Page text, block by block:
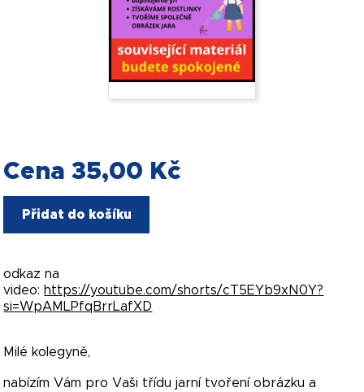
Cena 35,00 Kč
Přidat do košíku
odkaz na
video: https://youtube.com/shorts/cT5EYb9xN0Y?
si=WpAMLPfqBrrLafXD
Milé kolegyně,
nabízím Vám pro Vaši třídu jarní tvoření obrázku a